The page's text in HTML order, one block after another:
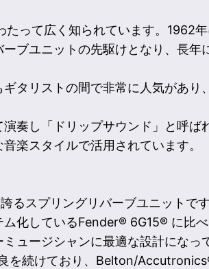
って広く知られています。1962
ブユニットの先駆けとなり、長年
タリストの間で非常に人気があり
奏し「ドリップサウンド」と呼
楽スタイルで活用されています。
るスプリングリバーブユニットです
化しているFender® 6G15® に比
ュージシャンに最適な設計になっ
を続けており、Belton/